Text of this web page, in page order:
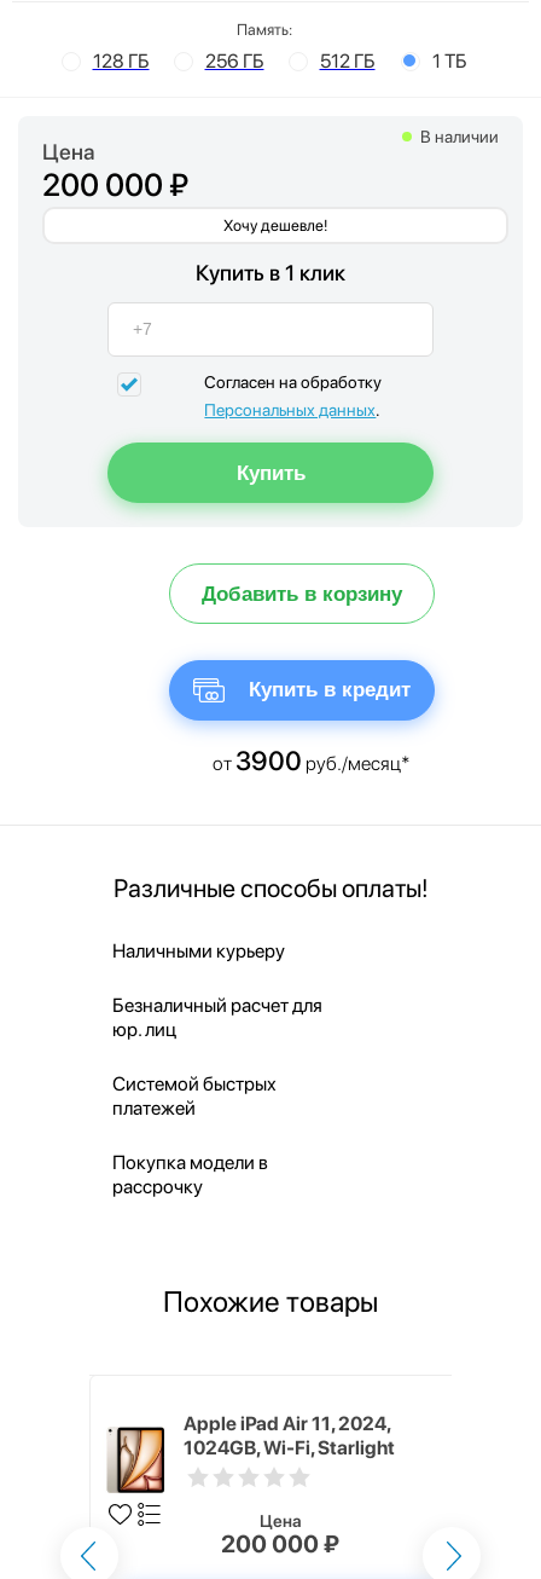
Память:
128 ГБ 256 ГБ 512 ГБ 1 ТБ
Цена
200 000 ₽
Хочу дешевле!
В наличии
Купить в 1 клик
Согласен на обработку
Персональных данных.
Добавить в корзину
Купить в кредит
от 3900 руб./месяц*
Различные способы оплаты!
Наличными курьеру
Безналичный расчет для
юр. лиц
Системой быстрых
платежей
Покупка модели в
рассрочку
Похожие товары
Apple iPad Air 11, 2024,
1024GB, Wi-Fi, Starlight
Цена
200 000 ₽